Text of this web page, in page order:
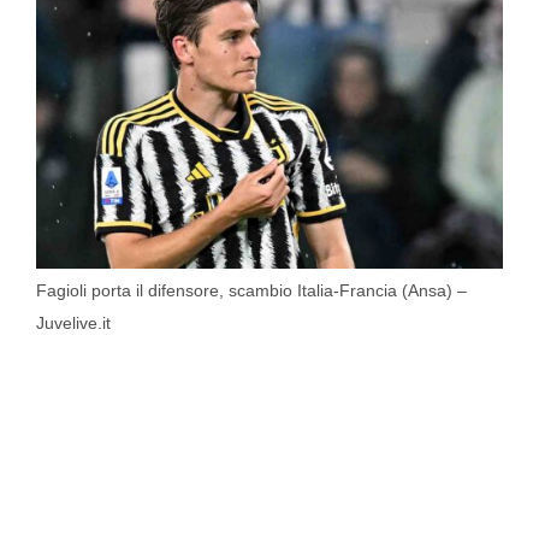
Fagioli porta il difensore, scambio Italia-Francia (Ansa) –
Juvelive.it